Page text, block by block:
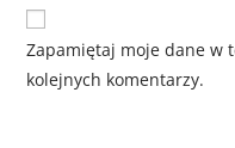
Zapamiętaj moje dane w
kolejnych komentarzy.